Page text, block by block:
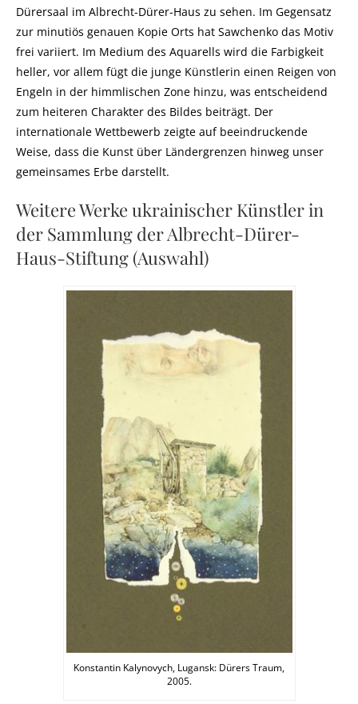
Dürersaal im Albrecht-Dürer-Haus zu sehen. Im Gegensatz
zur minutiös genauen Kopie Orts hat Sawchenko das Motiv
frei variiert. Im Medium des Aquarells wird die Farbigkeit
heller, vor allem fügt die junge Künstlerin einen Reigen von
Engeln in der himmlischen Zone hinzu, was entscheidend
zum heiteren Charakter des Bildes beiträgt. Der
internationale Wettbewerb zeigte auf beeindruckende
Weise, dass die Kunst über Ländergrenzen hinweg unser
gemeinsames Erbe darstellt.
Weitere Werke ukrainischer Künstler in
der Sammlung der Albrecht-Dürer-
Haus-Stiftung (Auswahl)
Konstantin Kalynovych, Lugansk: Dürers Traum,
2005.